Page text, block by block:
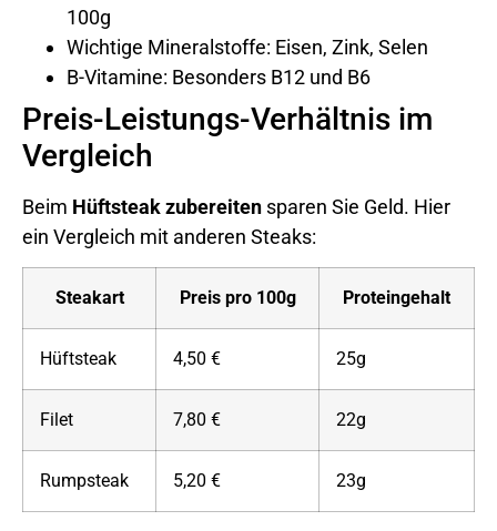
100g
Wichtige Mineralstoffe: Eisen, Zink, Selen
B-Vitamine: Besonders B12 und B6
Preis-Leistungs-Verhältnis im
Vergleich
Beim Hüftsteak zubereiten sparen Sie Geld. Hier
ein Vergleich mit anderen Steaks:
Steakart Preis pro 100g Proteingehalt
Hüftsteak 4,50 € 25g
Filet 7,80 € 22g
Rumpsteak 5,20 € 23g